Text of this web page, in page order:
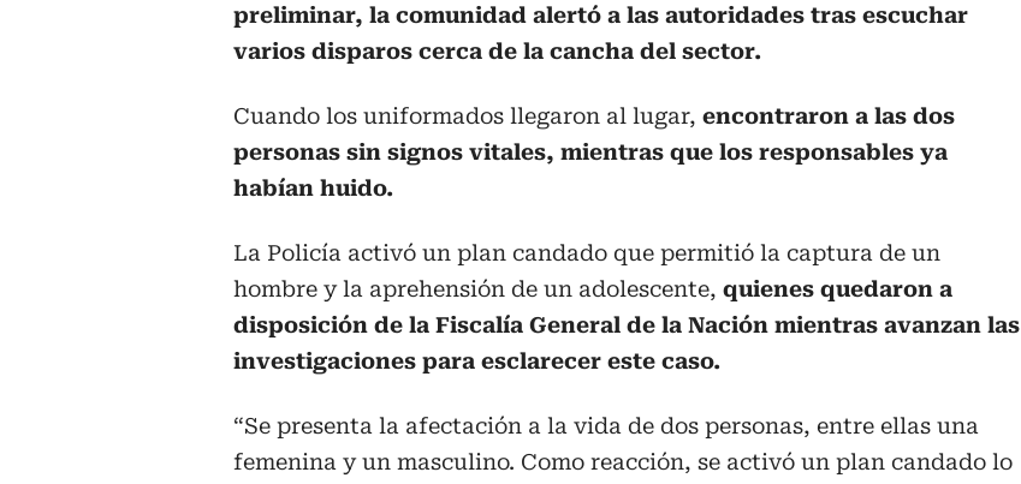
preliminar, la comunidad alertó a las autoridades tras escuchar
varios disparos cerca de la cancha del sector.
Cuando los uniformados llegaron al lugar, encontraron a las dos
personas sin signos vitales, mientras que los responsables ya
habían huido.
La Policía activó un plan candado que permitió la captura de un
hombre y la aprehensión de un adolescente, quienes quedaron a
disposición de la Fiscalía General de la Nación mientras avanzan las
investigaciones para esclarecer este caso.
“Se presenta la afectación a la vida de dos personas, entre ellas una
femenina y un masculino. Como reacción, se activó un plan candado lo